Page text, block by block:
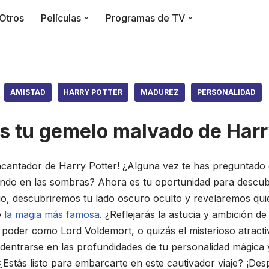
Películas Programas de TV
AMISTAD HARRY POTTER MADUREZ PERSONALIDAD
tu gemelo malvado de
de Harry Potter! ¿Alguna vez te has
en las sombras? Ahora es tu oportunidad para
descubriremos tu lado oscuro oculto y revelaremos
la magia más famosa. ¿Reflejarás la astucia y ambición
como Lord Voldemort, o quizás el misterioso
en las profundidades de tu personalidad
listo para embarcarte en este cautivador viaje?